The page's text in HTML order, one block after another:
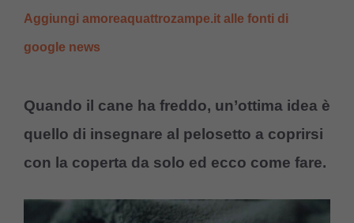
Aggiungi amoreaquattrozampe.it alle fonti di
google news
Quando il cane ha freddo, un’ottima idea è
quello di insegnare al pelosetto a coprirsi
con la coperta da solo ed ecco come fare.